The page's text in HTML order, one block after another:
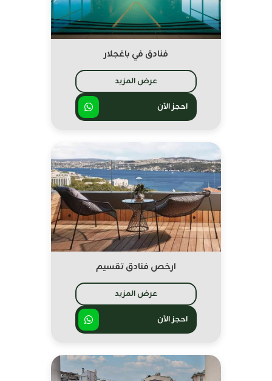
فنادق في باغجلار
عرض المزيد
احجز الآن
ارخص فنادق تقسيم
عرض المزيد
احجز الآن